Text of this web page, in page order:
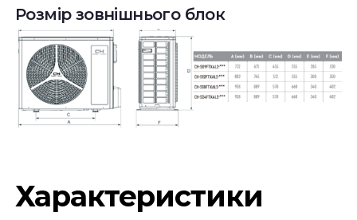
Розмір зовнішнього блок
Характеристики